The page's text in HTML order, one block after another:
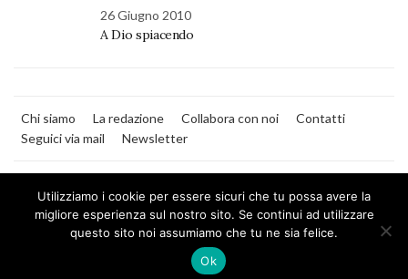
26 Giugno 2010
A Dio spiacendo
Chi siamo La redazione Collabora con noi
Contatti
Seguici via mail
Newsletter
MilanoNera
Utilizziamo i cookie per essere sicuri che tu possa avere la
migliore esperienza sul nostro sito. Se continui ad utilizzare
questo sito noi assumiamo che tu ne sia felice.
Ok